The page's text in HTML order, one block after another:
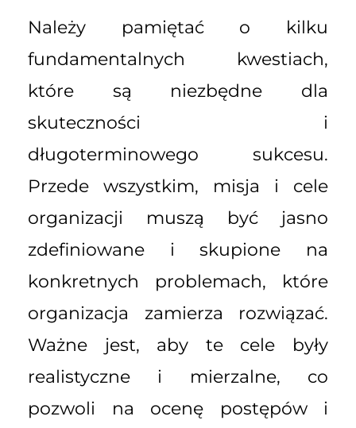
Należy pamiętać o kilku
fundamentalnych kwestiach,
które są niezbędne dla
skuteczności i
długoterminowego sukcesu.
Przede wszystkim, misja i cele
organizacji muszą być jasno
zdefiniowane i skupione na
konkretnych problemach, które
organizacja zamierza rozwiązać.
Ważne jest, aby te cele były
realistyczne i mierzalne, co
pozwoli na ocenę postępów i